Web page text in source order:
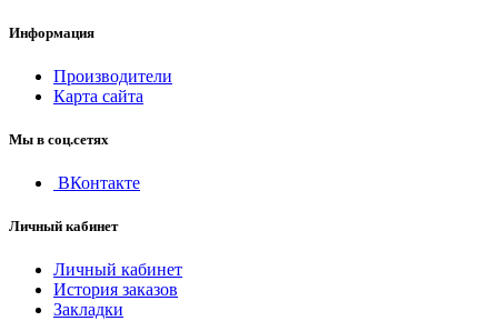
Информация
Производители
Карта сайта
Мы в соц.сетях
ВКонтакте
Личный кабинет
Личный кабинет
История заказов
Закладки